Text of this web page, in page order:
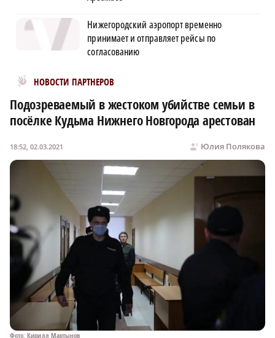
Нижегородский аэропорт временно
принимает и отправляет рейсы по
согласованию
НОВОСТИ ПАРТНЕРОВ
Новости МирТесен
Подозреваемый в жестоком убийстве семьи в
посёлке Кудьма Нижнего Новгорода арестован
Юлия Полякова
18:52, 02.03.2021
Фото: Кирилл Мартынов